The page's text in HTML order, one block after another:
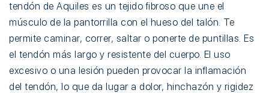
tendón de Aquiles es un tejido fibroso que une el
músculo de la pantorrilla con el hueso del talón. Te
permite caminar, correr, saltar o ponerte de puntillas. Es
el tendón más largo y resistente del cuerpo. El uso
excesivo o una lesión pueden provocar la inflamación
del tendón, lo que da lugar a dolor, hinchazón y rigidez